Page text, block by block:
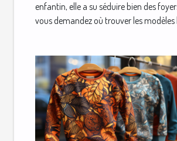
enfantin, elle a su séduire bien des
vous demandez où trouver les modèles